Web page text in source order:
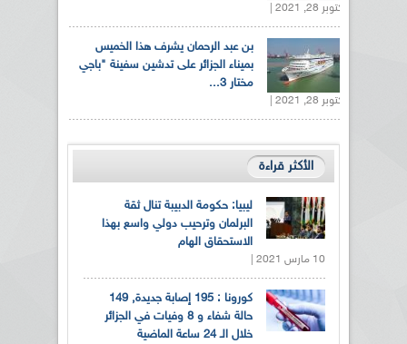
أكتوبر 28, 2021 |
بن عبد الرحمان يشرف هذا الخميس
بميناء الجزائر على تدشين سفينة "باجي
مختار 3...
أكتوبر 28, 2021 |
الأكثر قراءة
ليبيا: حكومة الدبيبة تنال ثقة
البرلمان وترحيب دولي واسع بهذا
الاستحقاق الهام
10 مارس 2021 |
كورونا : 195 إصابة جديدة, 149
حالة شفاء و 8 وفيات في الجزائر
خلال الـ 24 ساعة الماضية